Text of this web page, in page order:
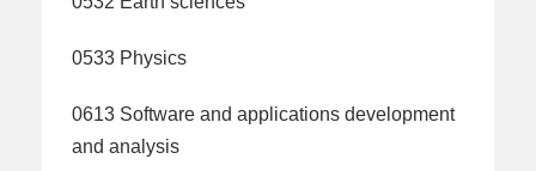
0533 Physics
0613 Software and applications development
and analysis